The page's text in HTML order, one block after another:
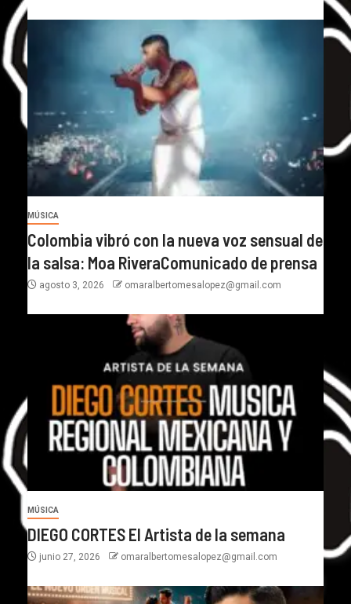
MÚSICA
Colombia vibró con la nueva voz sensual de
la salsa: Moa RiveraComunicado de prensa
agosto 3, 2026 omaralbertomesalopez@gmail.com
MÚSICA
DIEGO CORTES El Artista de la semana
junio 27, 2026 omaralbertomesalopez@gmail.com